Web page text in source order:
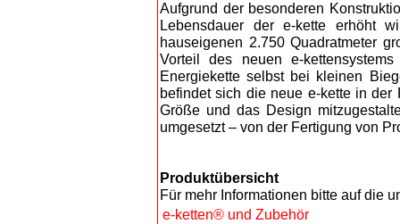
Aufgrund der besonderen
Lebensdauer der e-kette erhöht
hauseigenen 2.750 Quadratmeter
Vorteil des neuen e-
Energiekette selbst bei kleinen
befindet sich die neue e-kette in
Größe und das Design
umgesetzt – von der Fertigung von
Produktübersicht
Für mehr Informationen bitte auf die
e-ketten® und Zubehör